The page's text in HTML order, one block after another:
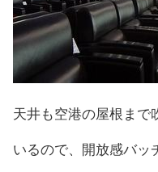
天井も空港の屋根まで
いるので、開放感バッ